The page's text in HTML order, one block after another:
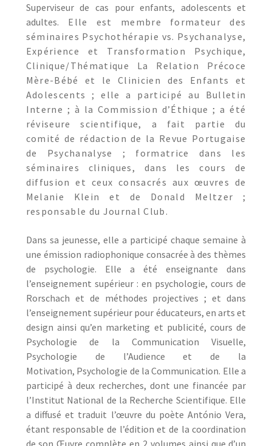
Superviseur de cas pour enfants, adolescents et
adultes. Elle est membre formateur des
séminaires Psychothérapie vs. Psychanalyse,
Expérience et Transformation Psychique,
Clinique/Thématique La Relation Précoce
Mère-Bébé et le Clinicien des Enfants et
Adolescents ; elle a participé au Bulletin
Interne ; à la Commission d’Éthique ; a été
réviseure scientifique, a fait partie du
comité de rédaction de la Revue Portugaise
de Psychanalyse ; formatrice dans les
séminaires cliniques, dans les cours de
diffusion et ceux consacrés aux œuvres de
Melanie Klein et de Donald Meltzer ;
responsable du Journal Club.
Dans sa jeunesse, elle a participé chaque semaine à
une émission radiophonique consacrée à des thèmes
de psychologie. Elle a étéenseignante dans
l’enseignement supérieur : en psychologie, cours de
Rorschach et de méthodes projectives ; et dans
l’enseignement supérieur pour éducateurs, en arts et
design ainsi qu’en marketing et publicité, cours de
Psychologie de la Communication Visuelle,
Psychologie de l’Audience et de la
Motivation, Psychologie de la Communication. Elle a
participé à deux recherches, dont une financée par
l’Institut National de la Recherche Scientifique. Elle
a diffusé et traduit l’œuvre du poète António Vera,
étant responsable de l’édition et de la coordination